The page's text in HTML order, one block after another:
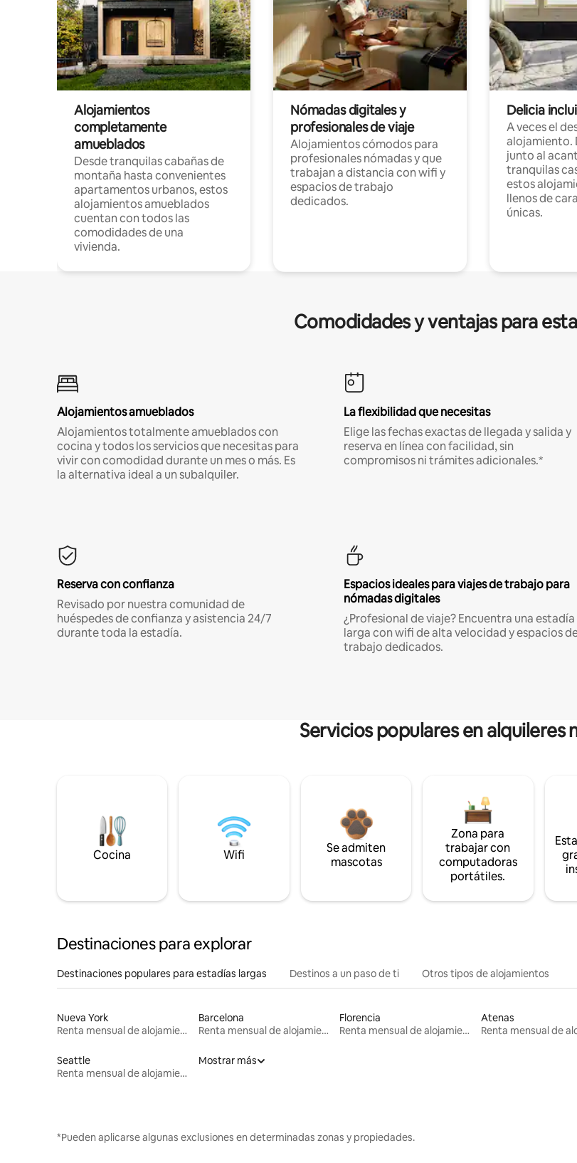
Alojamientos
completamente
amueblados
Desde tranquilas cabañas de
montaña hasta convenientes
apartamentos urbanos, estos
alojamientos amueblados
cuentan con todos las
comodidades de una
vivienda.
Nómadas digitales y
profesionales de viaje
Alojamientos cómodos para
profesionales nómadas y que
trabajan a distancia con wifi y
espacios de trabajo
dedicados.
Delicia
A veces el
alojamiento.
junto al
tranquilas
estos
llenos de
únicas.
Comodidades y ventajas para
Alojamientos amueblados
Alojamientos totalmente amueblados con
cocina y todos los servicios que necesitas para
vivir con comodidad durante un mes o más. Es
la alternativa ideal a un subalquiler.
La flexibilidad que necesitas
Elige las fechas exactas de llegada y salida y
reserva en línea con facilidad, sin
compromisos ni trámites adicionales.*
Reserva con confianza
Revisado por nuestra comunidad de
huéspedes de confianza y asistencia 24/7
durante toda la estadía.
Espacios ideales para viajes de trabajo para
nómadas digitales
¿Profesional de viaje? Encuentra una estadía
larga con wifi de alta velocidad y espacios
trabajo dedicados.
Servicios populares en alquileres
Cocina Wifi
Se admiten
mascotas
Zona para
trabajar con
computadoras
portátiles.
Destinaciones para explorar
Destinaciones populares para estadías largas Destinos a un paso de ti Otros tipos de alojamientos
Nueva York
Renta mensual de alojamientos
Barcelona
Renta mensual de alojamientos
Florencia
Renta mensual de alojamientos
Atenas
Seattle
Renta mensual de alojamientos
Mostrar más
*Pueden aplicarse algunas exclusiones en determinadas zonas y propiedades.